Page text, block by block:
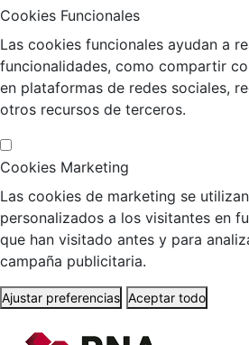
Cookies Funcionales
Las cookies funcionales ayudan a
funcionalidades, como compartir
en plataformas de redes sociales,
otros recursos de terceros.
Cookies Marketing
Las cookies de marketing se
personalizados a los visitantes en
que han visitado antes y para
campaña publicitaria.
Ajustar preferencias Aceptar todo